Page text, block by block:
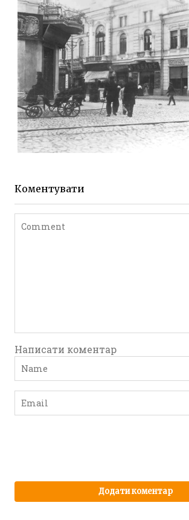
до 1917 року
Leave a
ЖИТОМИР МИХАЙЛІВСЬКА 1903
Коментувати
Написати коментар